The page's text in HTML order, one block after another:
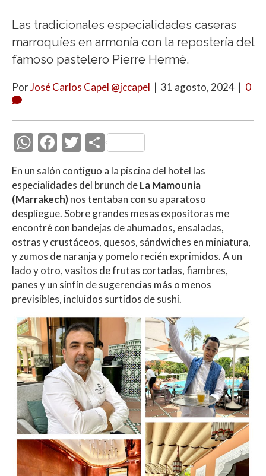
Las tradicionales especialidades caseras
marroquíes en armonía con la repostería del
famoso pastelero Pierre Hermé.
PorJosé Carlos Capel @jccapel | 31 agosto, 2024 | 0
W
at
s
A
p
p
F
e
b
o
o
k
T
w
itt
er
C
o
m
p
ar
ti
r
En un salón contiguo a la piscina del hotel las
especialidades del brunch deLa Mamounia
(Marrakech)nos tentaban con su aparatoso
despliegue. Sobre grandes mesas expositoras me
encontré con bandejas de ahumados, ensaladas,
ostras y crustáceos, quesos, sándwiches en miniatura,
y zumos de naranja y pomelo recién exprimidos. A un
lado y otro, vasitos de frutas cortadas, fiambres,
panes y un sinfín de sugerencias más o menos
previsibles, incluidos surtidos de sushi.